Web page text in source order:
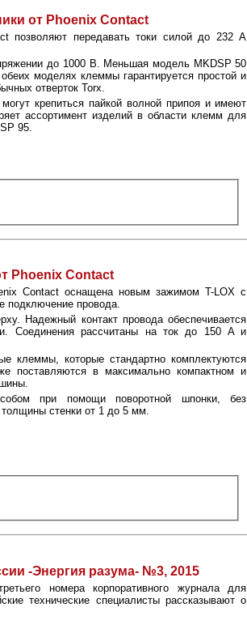
от Phoenix Contact
позволяют передавать токи силой до 232 A
до 1000 В. Меньшая модель MKDSP 50
моделях клеммы гарантируется простой и
отверток Torx.
крепиться пайкой волной припоя и имеют
ассортимент изделий в области клемм для
95.
Phoenix Contact
Contact оснащена новым зажимом T-LOX с
подключение провода.
Надежный контакт провода обеспечивается
Соединения рассчитаны на ток до 150 A и
клеммы, которые стандартно комплектуются
поставляются в максимально компактном и
при помощи поворотной шпонки, без
стенки от 1 до 5 мм.
-Энергия разума- №3, 2015
номера корпоративного журнала для
технические специалисты рассказывают о